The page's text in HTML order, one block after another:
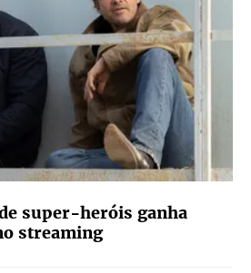
super-heróis ganha
streaming